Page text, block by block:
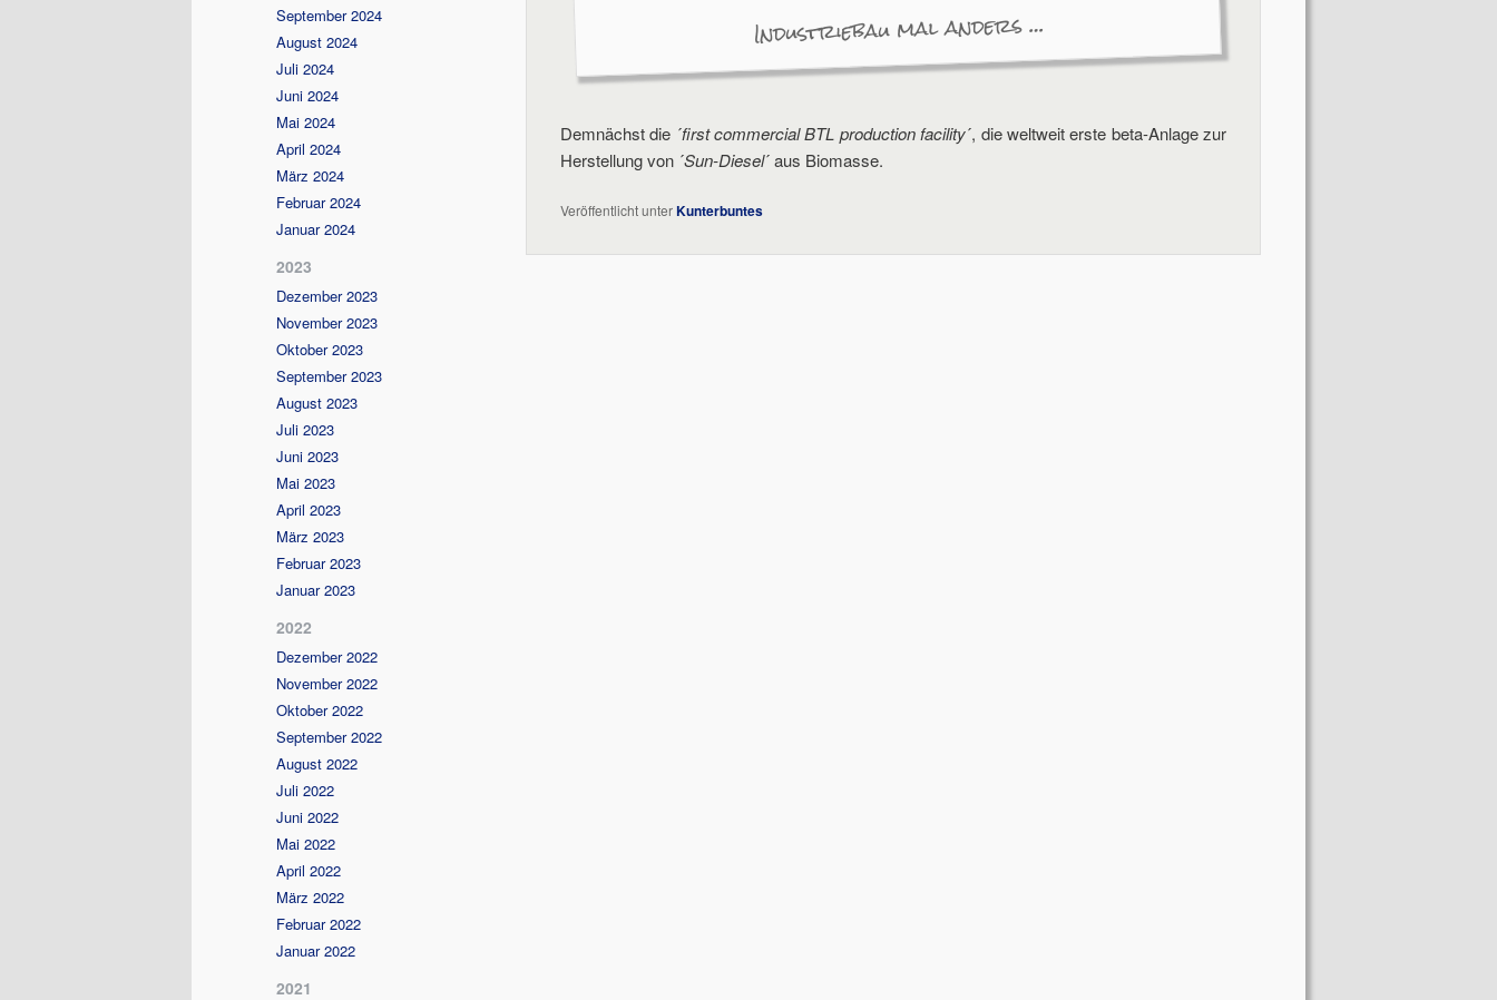
Industriebau mal anders …
Demnächst die ´first commercial BTL production facility´, die weltweit erste beta-Anlage zur
Herstellung von ´Sun-Diesel´ aus Biomasse.
Veröffentlicht unterKunterbuntes
September 2024
August 2024
Juli 2024
Juni 2024
Mai 2024
April 2024
März 2024
Februar 2024
Januar 2024
2023
Dezember 2023
November 2023
Oktober 2023
September 2023
August 2023
Juli 2023
Juni 2023
Mai 2023
April 2023
März 2023
Februar 2023
Januar 2023
2022
Dezember 2022
November 2022
Oktober 2022
September 2022
August 2022
Juli 2022
Juni 2022
Mai 2022
April 2022
März 2022
Februar 2022
Januar 2022
2021